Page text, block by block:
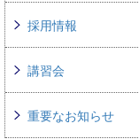
採用情報
講習会
重要なお知らせ